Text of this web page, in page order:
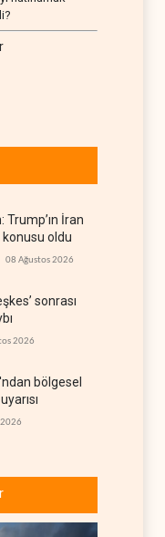
Trump’ın İran
oldu
08 Ağustos 2026
sonrası
2026
bölgesel